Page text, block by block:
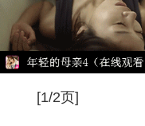
[1/2页]